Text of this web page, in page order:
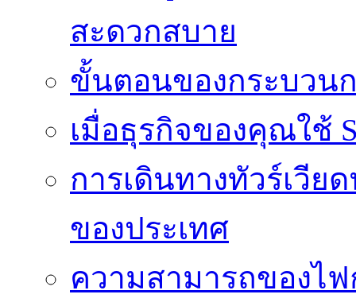
สะดวกสบาย
ขั้นตอนของกระบวน
เมื่อธุรกิจของคุณใช้
การเดินทางทัวร์เวี
ของประเทศ
ความสามารถของไ